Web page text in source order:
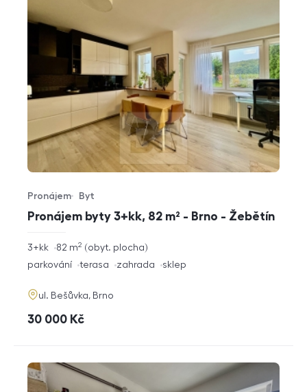
Pronájem byty 3+kk, 82 m² - Brno - Žebětín
Typ nabídky
Pronájem
Typ nemovitosti
Byt
rozměry
dispozice
3+kk obyt. plocha
82 m2
funkce
parkování terasa zahrada sklep
adresa
ul. Bešůvka, Brno
cena
30 000 Kč